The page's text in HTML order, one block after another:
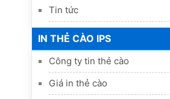
Tin tức
IN THẺ CÀO IPS
Công ty tin thẻ cào
Giá in thẻ cào